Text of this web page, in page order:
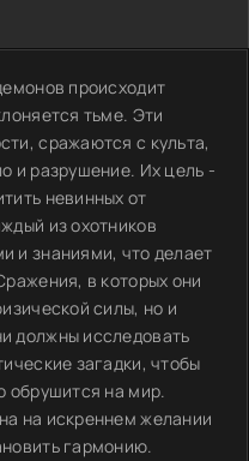
происходит
тьме. Эти
сражаются с культа,
и разрушение. Их цель -
невинных от
из охотников
и знаниями, что делает
в которых они
силы, но и
должны исследовать
загадки, чтобы
обрушится на мир.
на искреннем желании
гармонию.